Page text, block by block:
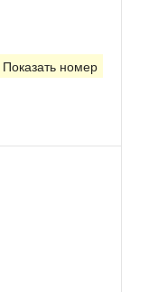
Показать номер